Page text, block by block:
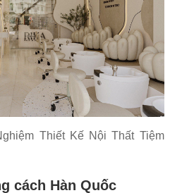
Thiết Kế Nội Thất Tiệm
cách Hàn Quốc